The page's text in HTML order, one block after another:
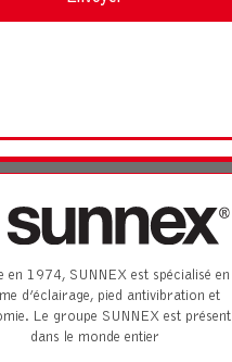
en 1974, SUNNEX est spécialisé en
d’éclairage, pied antivibration et
Le groupe SUNNEX est présent
dans le monde entier